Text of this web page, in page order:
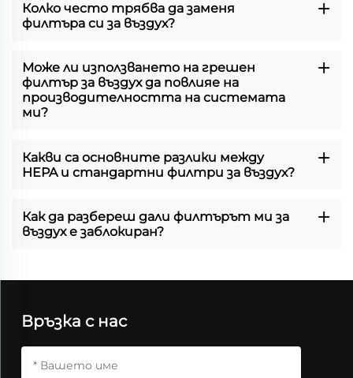
Колко често трябва да заменя
филтъра си за въздух?
Може ли използването на грешен
филтър за въздух да повлияе на
производителността на системата
ми?
Какви са основните разлики между
HEPA и стандартни филтри за въздух?
Как да разбереш дали филтърът ми за
въздух е заблокиран?
Връзка с нас